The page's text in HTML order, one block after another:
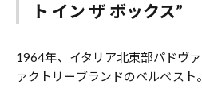
ト イン ザ ボックス”
1964年、イタリア北東部パドヴ
ァクトリーブランドのベルベスト。